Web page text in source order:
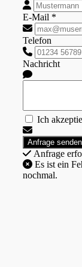
E-Mail *
Telefon
Nachricht
Ich
Anfrage
nochmal.